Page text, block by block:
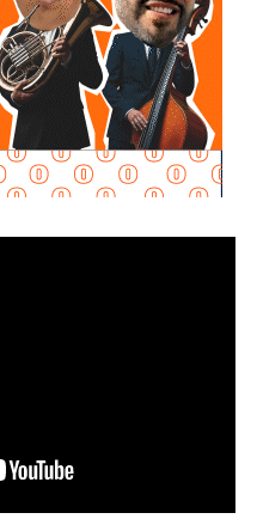
mantiene
el procedimiento
por lo que descartó que
hacia la empresa.
ni de cacería. Al contrario,
ayuden a que la